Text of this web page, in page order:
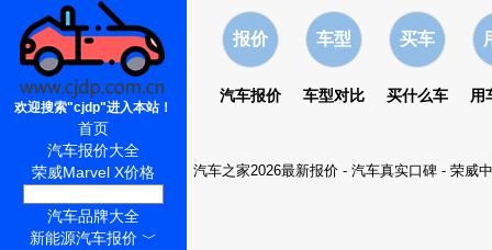
报价
汽车报价
车型
车型对比
买车
买什么车 用
汽车之家2026最新报价- 汽车真实口碑- 荣威
欢迎搜索"cjdp"进入本站！
首页
汽车报价大全
荣威Marvel X价格
汽车品牌大全
新能源汽车报价 ﹀